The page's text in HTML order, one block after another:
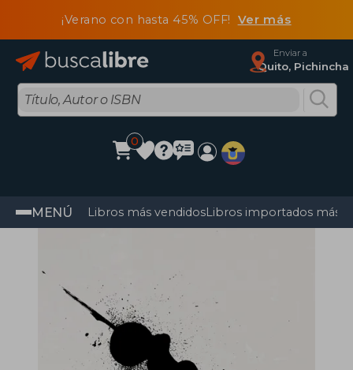
¡Verano con hasta 45% OFF! Ver más
Enviar a
Quito, Pichincha
0
MENÚ Libros más vendidosLibros importados más